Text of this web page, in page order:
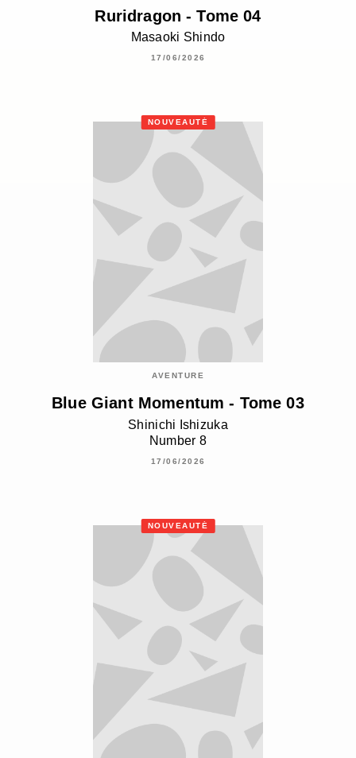
Ruridragon - Tome 04
Masaoki Shindo
17/06/2026
NOUVEAUTÉ
AVENTURE
Blue Giant Momentum - Tome 03
Shinichi Ishizuka
Number 8
17/06/2026
NOUVEAUTÉ